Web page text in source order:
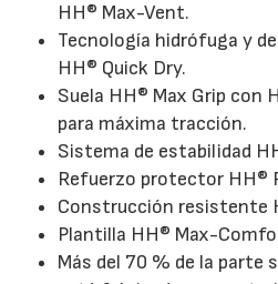
HH® Max-Vent.
Tecnología hidrófuga y
HH® Quick Dry.
Suela HH® Max Grip con
para máxima tracción.
Sistema de estabilidad
Refuerzo protector HH®
Construcción resistente
Plantilla HH® Max-
Más del 70 % de la parte